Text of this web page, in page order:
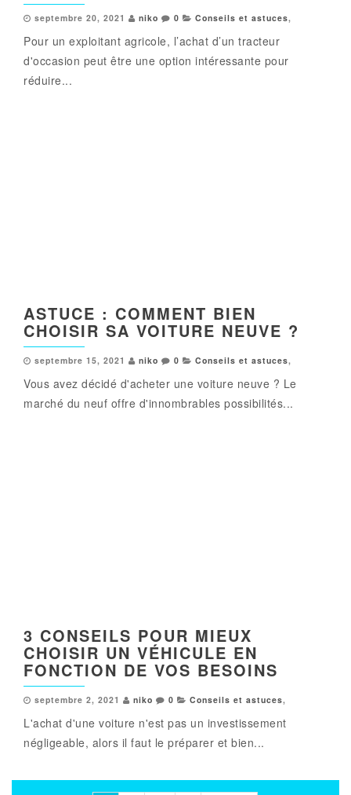
septembre 20, 2021 niko 0 Conseils et astuces,
Pour un exploitant agricole, l’achat d’un tracteur
d'occasion peut être une option intéressante pour
réduire...
ASTUCE : COMMENT BIEN
CHOISIR SA VOITURE NEUVE ?
septembre 15, 2021 niko 0 Conseils et astuces,
Vous avez décidé d'acheter une voiture neuve ? Le
marché du neuf offre d'innombrables possibilités...
3 CONSEILS POUR MIEUX
CHOISIR UN VÉHICULE EN
FONCTION DE VOS BESOINS
septembre 2, 2021 niko 0 Conseils et astuces,
L'achat d'une voiture n'est pas un investissement
négligeable, alors il faut le préparer et bien...